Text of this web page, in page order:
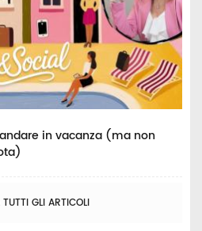
in vacanza (ma non
GLI ARTICOLI